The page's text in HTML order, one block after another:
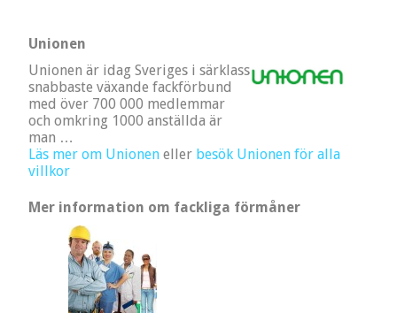
Unionen
Unionen är idag Sveriges i särklass
snabbaste växande fackförbund
med över 700 000 medlemmar
och omkring 1000 anställda är
man …
Läs mer om Unioneneller besök Unionen för alla
villkor
Mer information om fackliga förmåner